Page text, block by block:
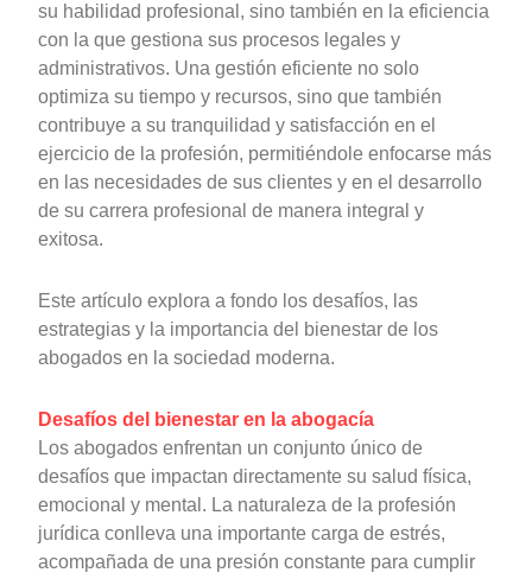
su habilidad profesional, sino también en la eficiencia
con la que gestiona sus procesos legales y
administrativos. Una gestión eficiente no solo
optimiza su tiempo y recursos, sino que también
contribuye a su tranquilidad y satisfacción en el
ejercicio de la profesión, permitiéndole enfocarse más
en las necesidades de sus clientes y en el desarrollo
de su carrera profesional de manera integral y
exitosa.
Este artículo explora a fondo los desafíos, las
estrategias y la importancia del bienestar de los
abogados en la sociedad moderna.
Desafíos del bienestar en la abogacía
Los abogados enfrentan un conjunto único de
desafíos que impactan directamente su salud física,
emocional y mental. La naturaleza de la profesión
jurídica conlleva una importante carga de estrés,
acompañada de una presión constante para cumplir